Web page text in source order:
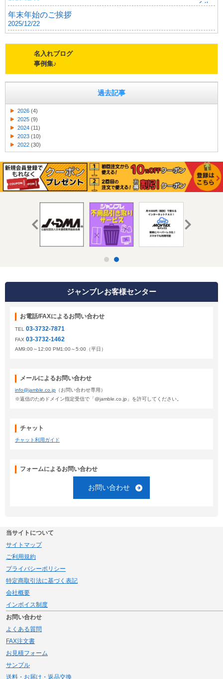
年末年始のご挨拶
2025/12/22
名入れブログ
事例集♪
過去記事
2026 (4)
2025 (9)
2024 (11)
2023 (10)
2022 (30)
ジャンブレお客様センター
お電話/FAXによるお問い合わせ
TEL 03-3732-7871
FAX 03-3732-1462
AM9:00～12:00 PM1:00～5:00（平日）
メールによるお問い合わせ
info@jamble.co.jp （お問い合わせ専用）
※返信のためドメイン指定受信で「@jamble.co.jp」を許可してください。
チャット
チャット利用ガイド
フォームによるお問い合わせ
お問い合わせ
当サイトについて
サイトマップ
ご利用規約
プライバシーポリシー
特定商取引法に基づく表記
会社概要
インボイス制度
お問い合わせ
よくある質問
FAX注文書
お見積フォーム
サンプル
送料・お届け・返品交換